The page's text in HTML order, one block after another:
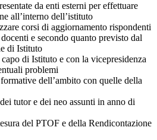
da enti esterni per effettuare
all’interno dell’istituto
corsi di aggiornamento rispondenti
e secondo quanto previsto dal
di Istituto
di Istituto e con la vicepresidenza
problemi
dell’ambito con quelle della
tutor e dei neo assunti in anno di
del PTOF e della Rendicontazione